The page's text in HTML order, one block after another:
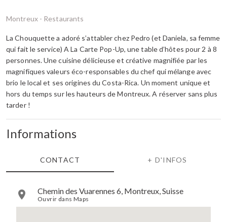
Montreux - Restaurants
La Chouquette a adoré s’attabler chez Pedro (et Daniela, sa femme
qui fait le service) A La Carte Pop-Up, une table d’hôtes pour 2 à 8
personnes. Une cuisine délicieuse et créative magnifiée par les
magnifiques valeurs éco-responsables du chef qui mélange avec
brio le local et ses origines du Costa-Rica. Un moment unique et
hors du temps sur les hauteurs de Montreux. A réserver sans plus
tarder !
Informations
CONTACT + D'INFOS
Chemin des Vuarennes 6, Montreux, Suisse
Ouvrir dans Maps